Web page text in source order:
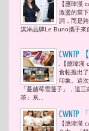
抹東京
Tokyo
【應瑋漢
激盪的當
詞，而是
淇淋品牌Le Buno攜手來
桃濃可
「涼菓
加大阪
.【應瑋
食帖推出
印象。這
「蔓越莓雪蓮子」，這
茶」系...
禹洙漢
【應瑋漢